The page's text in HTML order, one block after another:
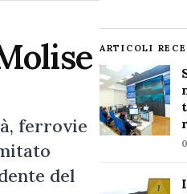
ferrovie
del
ARTICOLI